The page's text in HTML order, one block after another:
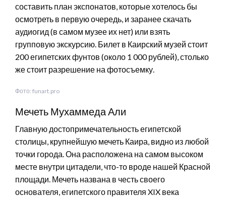
составить план экспонатов, которые хотелось бы
осмотреть в первую очередь, и заранее скачать
аудиогид (в самом музее их нет) или взять
групповую экскурсию. Билет в Каирский музей стоит
200 египетских фунтов (около 1 000 рублей), столько
же стоит разрешение на фотосъемку.
Фото: funart.pro
Мечеть Мухаммеда Али
Главную достопримечательность египетской
столицы, крупнейшую мечеть Каира, видно из любой
точки города. Она расположена на самом высоком
месте внутри цитадели, что-то вроде нашей Красной
площади. Мечеть названа в честь своего
основателя, египетского правителя XIX века